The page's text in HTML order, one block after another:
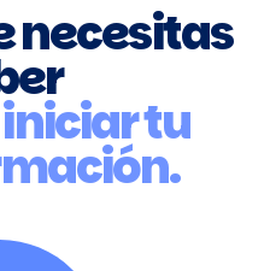
necesitas
iniciar tu